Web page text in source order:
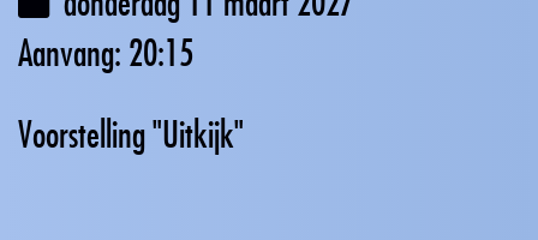
20:15
Voorstelling "Uitkijk"